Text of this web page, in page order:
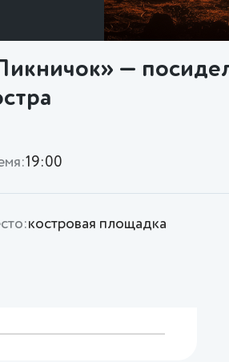
—
19:00
костровая площадка